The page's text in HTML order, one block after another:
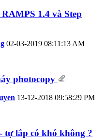
1.4 và Step
02-03-2019 08:11:13 AM
photocopy
13-12-2018 09:58:29 PM
tự lắp có khó không ?